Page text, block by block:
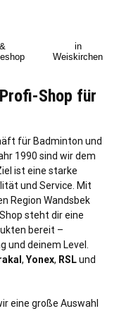
in
Weiskirchen
Shop für
für Badminton und
1990 sind wir dem
ist eine starke
und Service. Mit
Region Wandsbek
steht dir eine
bereit –
und deinem Level.
, Yonex, RSLund
eine große Auswahl